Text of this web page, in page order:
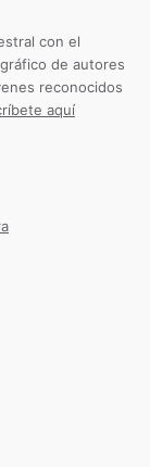
con el
de autores
reconocidos
aquí